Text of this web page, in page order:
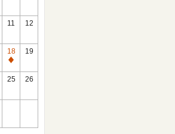
11 12
18
休
館
19
25 26